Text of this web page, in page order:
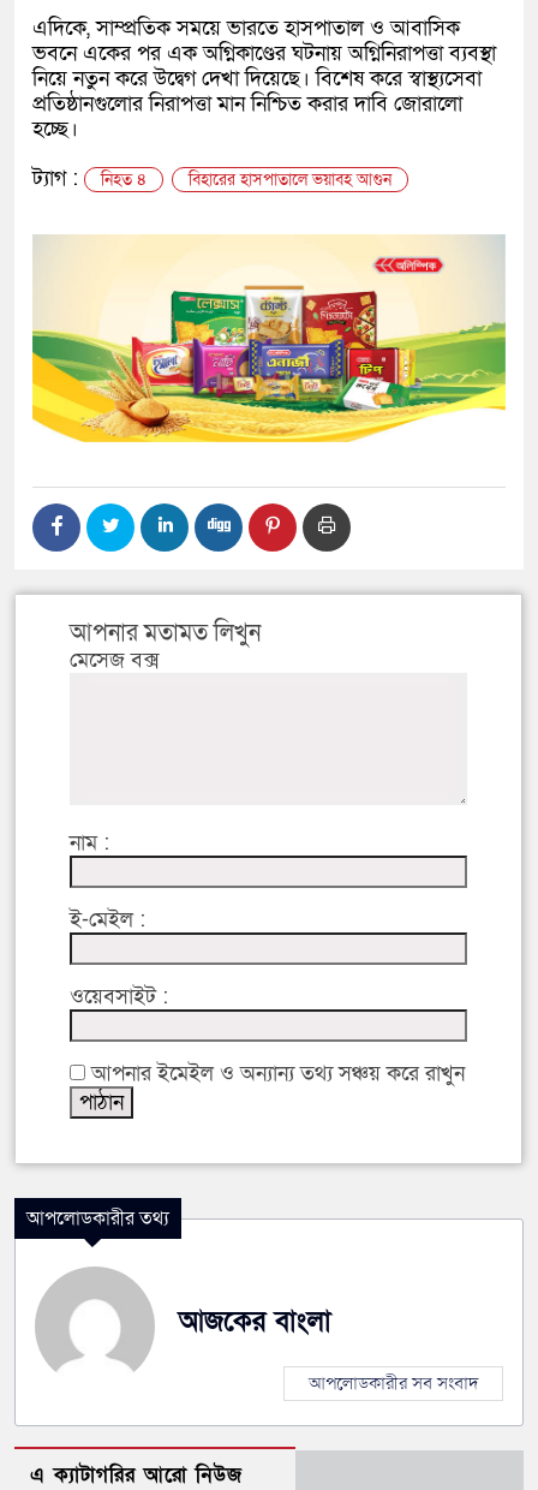
এদিকে, সাম্প্রতিক সময়ে ভারতে হাসপাতাল ও আবাসিক
ভবনে একের পর এক অগ্নিকাণ্ডের ঘটনায় অগ্নিনিরাপত্তা ব্যবস্থা
নিয়ে নতুন করে উদ্বেগ দেখা দিয়েছে। বিশেষ করে স্বাস্থ্যসেবা
প্রতিষ্ঠানগুলোর নিরাপত্তা মান নিশ্চিত করার দাবি জোরালো
হচ্ছে।
ট্যাগ :
নিহত ৪ বিহারের হাসপাতালে ভয়াবহ আগুন
আপনার মতামত লিখুন
মেসেজ বক্স
নাম :
ই-মেইল :
ওয়েবসাইট :
আপনার ইমেইল ও অন্যান্য তথ্য সঞ্চয় করে রাখুন
আপলোডকারীর তথ্য
আজকের বাংলা
আপলোডকারীর সব সংবাদ
এ ক্যাটাগরির আরো নিউজ